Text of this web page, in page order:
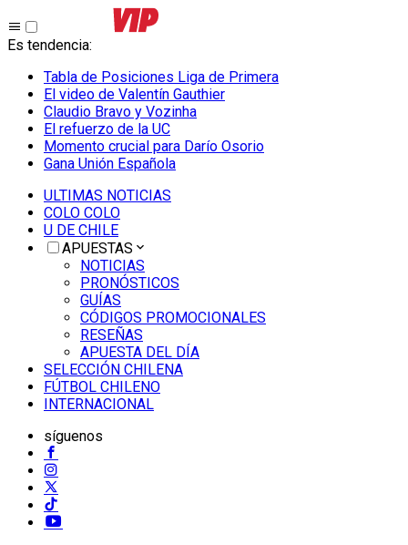
Es tendencia:
Tabla de Posiciones Liga de Primera
El video de Valentín Gauthier
Claudio Bravo y Vozinha
El refuerzo de la UC
Momento crucial para Darío Osorio
Gana Unión Española
ULTIMAS NOTICIAS
COLO COLO
U DE CHILE
APUESTAS
NOTICIAS
PRONÓSTICOS
GUÍAS
CÓDIGOS PROMOCIONALES
RESEÑAS
APUESTA DEL DÍA
SELECCIÓN CHILENA
FÚTBOL CHILENO
INTERNACIONAL
síguenos